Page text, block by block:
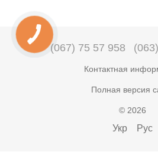
(067) 75 57 958
Контактная
Полная версия
© 2026
Укр Рус